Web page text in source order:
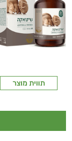
תווית מוצר